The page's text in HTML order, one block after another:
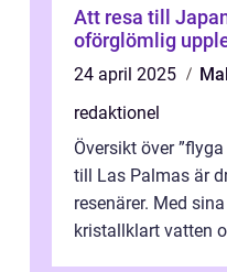
Att resa till
oförglömlig
24 april 2025
redaktionel
Översikt över
till Las Palmas är
resenärer. Med
kristallklart vatten